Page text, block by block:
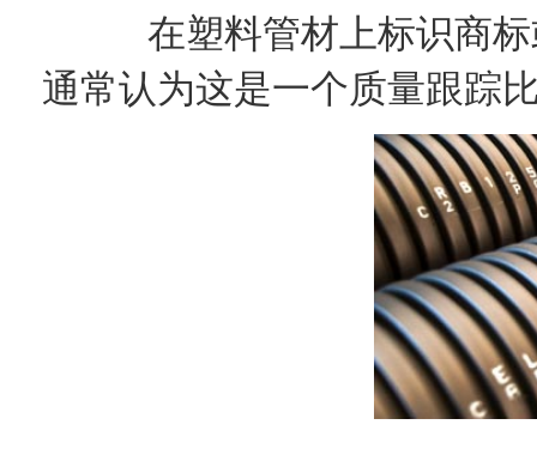
在塑料管材上标识商标
通常认为这是一个质量跟踪